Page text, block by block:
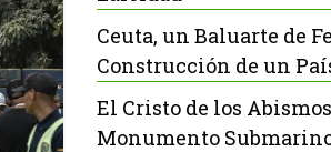
Ceuta, un Baluarte de
Construcción de un
El Cristo de los
Monumento